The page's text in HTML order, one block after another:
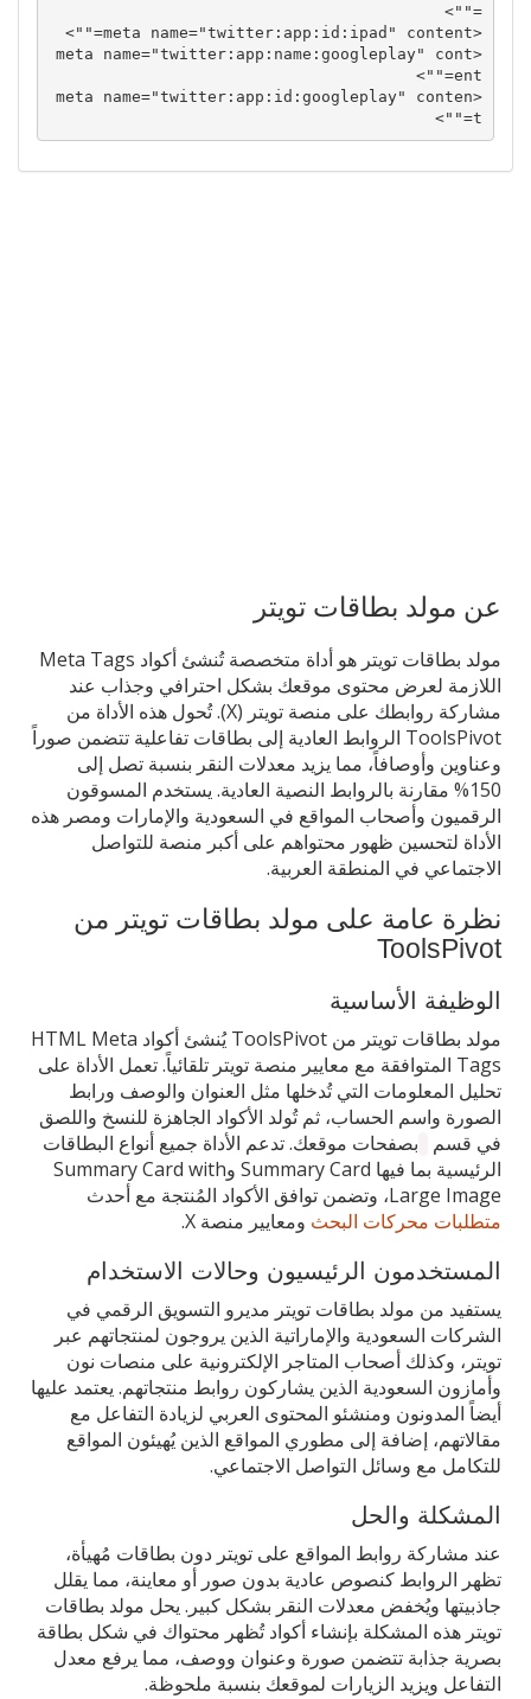
="
<meta name="twitter:app:id:ipad" content="
<meta name="twitter:app:name:googleplay" cont
ent="
<meta name="twitter:app:id:googleplay" conten
t="
">
عن مولد بطاقات تويتر
مولد بطاقات تويتر هو أداة متخصصة تُنشئ أكواد Meta Tags
اللازمة لعرض محتوى موقعك بشكل احترافي وجذاب عند
مشاركة روابطك على منصة تويتر (X). تُحول هذه الأداة من
ToolsPivot الروابط العادية إلى بطاقات تفاعلية تتضمن صوراً
وعناوين وأوصافاً، مما يزيد معدلات النقر بنسبة تصل إلى
150% مقارنة بالروابط النصية العادية. يستخدم المسوقون
الرقميون وأصحاب المواقع في السعودية والإمارات ومصر هذه
الأداة لتحسين ظهور محتواهم على أكبر منصة للتواصل
الاجتماعي في المنطقة العربية.
نظرة عامة على مولد بطاقات تويتر من
ToolsPivot
الوظيفة الأساسية
مولد بطاقات تويتر من ToolsPivot يُنشئ أكواد HTML Meta
Tags المتوافقة مع معايير منصة تويتر تلقائياً. تعمل الأداة على
تحليل المعلومات التي تُدخلها مثل العنوان والوصف ورابط
الصورة واسم الحساب، ثم تُولد الأكواد الجاهزة للنسخ واللصق
في قسم
بصفحات موقعك. تدعم الأداة جميع أنواع البطاقات
الرئيسية بما فيها Summary Card وSummary Card with
Large Image، وتضمن توافق الأكواد المُنتجة مع أحدث
متطلبات محركات البحث ومعايير منصة X.
المستخدمون الرئيسيون وحالات الاستخدام
يستفيد من مولد بطاقات تويتر مديرو التسويق الرقمي في
الشركات السعودية والإماراتية الذين يروجون لمنتجاتهم عبر
تويتر، وكذلك أصحاب المتاجر الإلكترونية على منصات نون
وأمازون السعودية الذين يشاركون روابط منتجاتهم. يعتمد عليها
أيضاً المدونون ومنشئو المحتوى العربي لزيادة التفاعل مع
مقالاتهم، إضافة إلى مطوري المواقع الذين يُهيئون المواقع
للتكامل مع وسائل التواصل الاجتماعي.
المشكلة والحل
عند مشاركة روابط المواقع على تويتر دون بطاقات مُهيأة،
تظهر الروابط كنصوص عادية بدون صور أو معاينة، مما يقلل
جاذبيتها ويُخفض معدلات النقر بشكل كبير. يحل مولد بطاقات
تويتر هذه المشكلة بإنشاء أكواد تُظهر محتواك في شكل بطاقة
بصرية جذابة تتضمن صورة وعنوان ووصف، مما يرفع معدل
التفاعل ويزيد الزيارات لموقعك بنسبة ملحوظة.